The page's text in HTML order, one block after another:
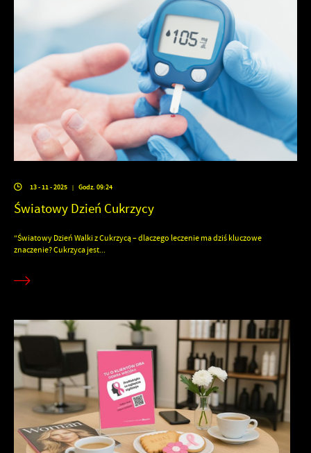
13 - 11 - 2025 | Godz. 09:24
Światowy Dzień Cukrzycy
“Światowy Dzień Walki z Cukrzycą – dlaczego leczenie ma dziś kluczowe
znaczenie? Cukrzyca jest...